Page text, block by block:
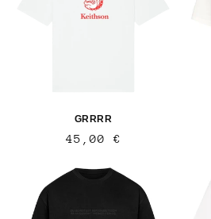
GRRRR
Normaler
45,00 €